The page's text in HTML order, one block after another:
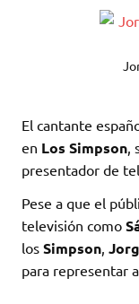
El cantante
en Los Simpson
presentador de
Pese a que el
televisión como
los Simpson
para representar